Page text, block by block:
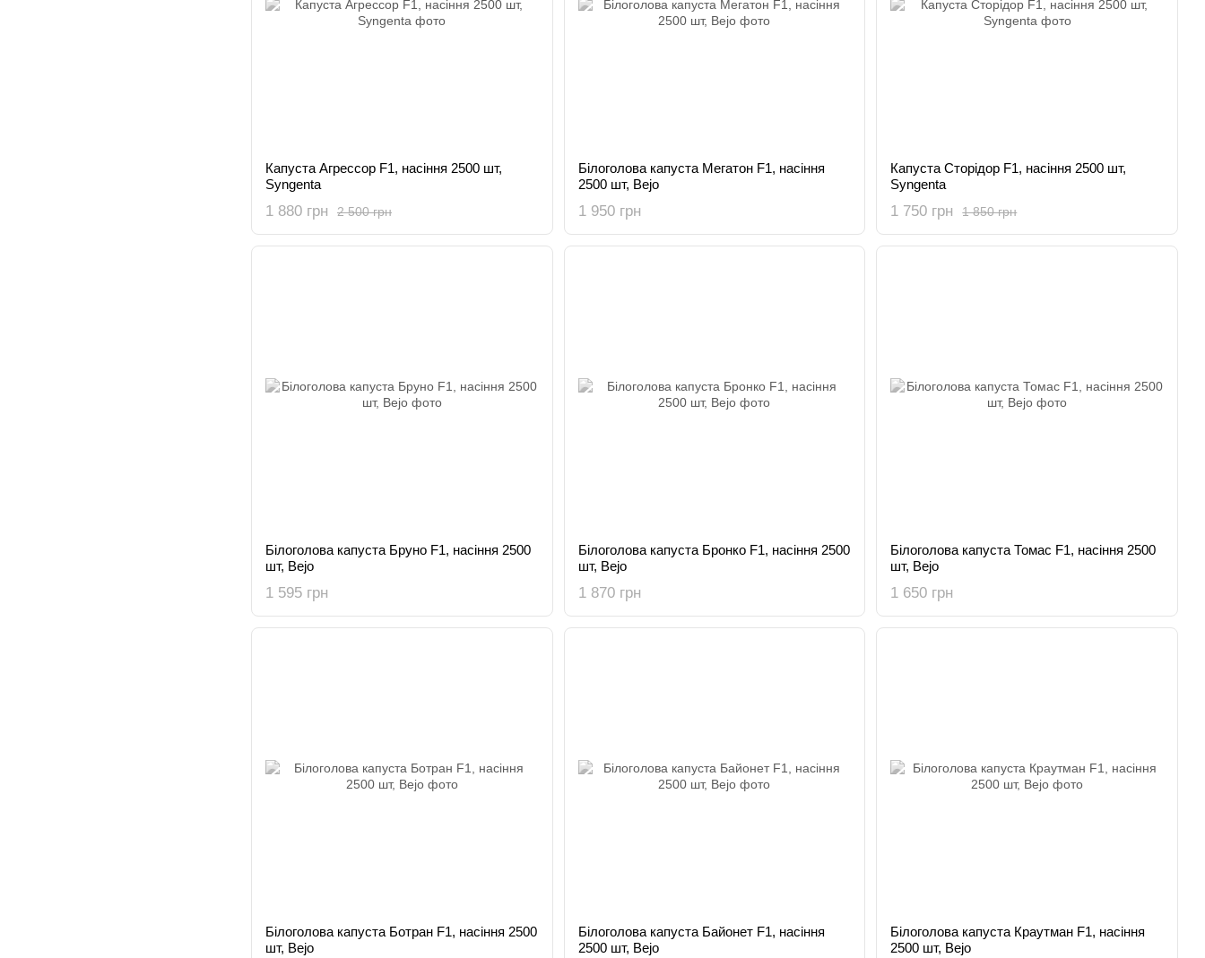
Капуста Агрессор F1, насіння 2500 шт,
Syngenta
2 500 грн
1 880 грн
Білоголова капуста Мегатон F1, насіння
2500 шт, Bejo
1 950 грн
Капуста Сторідор F1, насіння 2500 шт,
Syngenta
1 850 грн
1 750 грн
Білоголова капуста Бруно F1, насіння 2500
шт, Bejo
1 595 грн
Білоголова капуста Бронко F1, насіння 2500
шт, Bejo
1 870 грн
Білоголова капуста Томас F1, насіння 2500
шт, Bejo
1 650 грн
Білоголова капуста Ботран F1, насіння 2500
шт, Bejo
Білоголова капуста Байонет F1, насіння
2500 шт, Bejo
Білоголова капуста Краутман F1, насіння
2500 шт, Bejo